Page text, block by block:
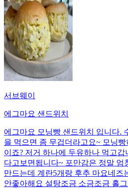
서브웨이
에그마요 샌드위치
에그마요 모닝빵 샌드위치 입니다.
을 먹으면 좀 무겁더라고요~ 모닝
이죠? 저거 하나에 두유하나 먹고
다고보면됩니다~ 포만감은 정말 엄
만드는데 계란5개랑 후추 마요네즈
안좋아해요 설탕조금 소금조금 홀